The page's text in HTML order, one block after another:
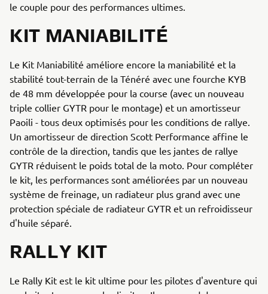
le couple pour des performances ultimes.
KIT MANIABILITÉ
Le Kit Maniabilité améliore encore la maniabilité et la
stabilité tout-terrain de la Ténéré avec une fourche KYB
de 48 mm développée pour la course (avec un nouveau
triple collier GYTR pour le montage) et un amortisseur
Paoili - tous deux optimisés pour les conditions de rallye.
Un amortisseur de direction Scott Performance affine le
contrôle de la direction, tandis que les jantes de rallye
GYTR réduisent le poids total de la moto. Pour compléter
le kit, les performances sont améliorées par un nouveau
système de freinage, un radiateur plus grand avec une
protection spéciale de radiateur GYTR et un refroidisseur
d'huile séparé.
RALLY KIT
Le Rally Kit est le kit ultime pour les pilotes d'aventure qui